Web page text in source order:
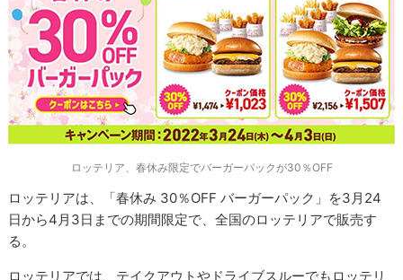
ロッテリア、春休み限定でバーガーパックが30％OFF
ロッテリアは、「春休み 30％OFF バーガーパック」を3月24
日から4月3日までの期間限定で、全国のロッテリアで販売す
る。
ロッテリアでは、テイクアウトやドライブスルーでもロッテリ